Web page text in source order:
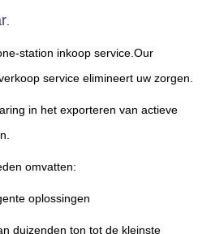
station inkoop service.Our
service elimineert uw zorgen.
in het exporteren van actieve
omvatten:
oplossingen
duizenden ton tot de kleinste